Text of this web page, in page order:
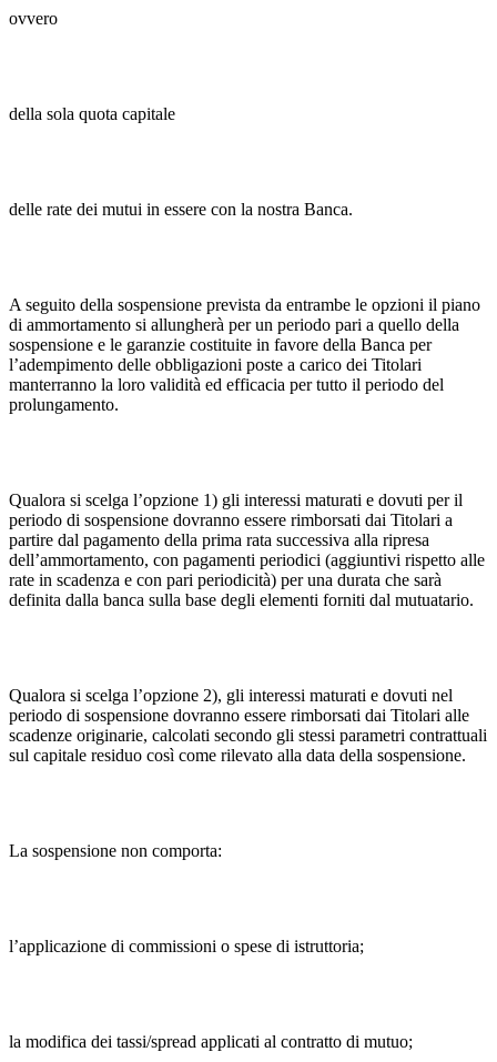
ovvero
della sola quota capitale
delle rate dei mutui in essere con la nostra Banca.
A seguito della sospensione prevista da entrambe le opzioni il piano
di ammortamento si allungherà per un periodo pari a quello della
sospensione e le garanzie costituite in favore della Banca per
l’adempimento delle obbligazioni poste a carico dei Titolari
manterranno la loro validità ed efficacia per tutto il periodo del
prolungamento.
Qualora si scelga l’opzione 1) gli interessi maturati e dovuti per il
periodo di sospensione dovranno essere rimborsati dai Titolari a
partire dal pagamento della prima rata successiva alla ripresa
dell’ammortamento, con pagamenti periodici (aggiuntivi rispetto alle
rate in scadenza e con pari periodicità) per una durata che sarà
definita dalla banca sulla base degli elementi forniti dal mutuatario.
Qualora si scelga l’opzione 2), gli interessi maturati e dovuti nel
periodo di sospensione dovranno essere rimborsati dai Titolari alle
scadenze originarie, calcolati secondo gli stessi parametri contrattuali
sul capitale residuo così come rilevato alla data della sospensione.
La sospensione non comporta:
l’applicazione di commissioni o spese di istruttoria;
la modifica dei tassi/spread applicati al contratto di mutuo;